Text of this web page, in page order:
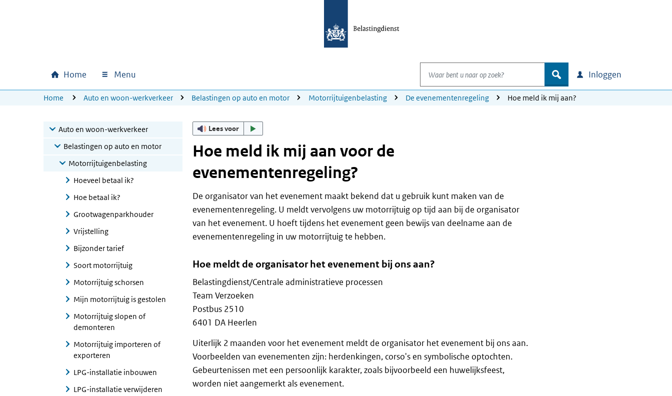
Hoofdnavigatie
Home Menu
Waar bent u naar op zoek?
zoek Inloggen
U bevindt zich hier:
Home Auto en woon-werkverkeer Belastingen op auto en motor Motorrijtuigenbelasting De evenementenregeling Hoe meld ik mij aan?
Auto en woon-werkverkeer
Belastingen op auto en motor
Motorrijtuigenbelasting
Hoeveel betaal ik?
Hoe betaal ik?
Grootwagenparkhouder
Vrijstelling
Bijzonder tarief
Soort motorrijtuig
Motorrijtuig schorsen
Mijn motorrijtuig is gestolen
Motorrijtuig slopen of
demonteren
Motorrijtuig importeren of
exporteren
LPG-installatie inbouwen
LPG-installatie verwijderen
Lees voor
Hoe meld ik mij aan voor de
evenementenregeling?
De organisator van het evenement maakt bekend dat u gebruik kunt maken van de
evenementenregeling. U meldt vervolgens uw motorrijtuig op tijd aan bij de organisator
van het evenement. U hoeft tijdens het evenement geen bewijs van deelname aan de
evenementenregeling in uw motorrijtuig te hebben.
Hoe meldt de organisator het evenement bij ons aan?
Belastingdienst/Centrale administratieve processen
Team Verzoeken
Postbus 2510
6401 DA Heerlen
Uiterlijk 2 maanden voor het evenement meldt de organisator het evenement bij ons aan.
Voorbeelden van evenementen zijn: herdenkingen, corso's en symbolische optochten.
Gebeurtenissen met een persoonlijk karakter, zoals bijvoorbeeld een huwelijksfeest,
worden niet aangemerkt als evenement.